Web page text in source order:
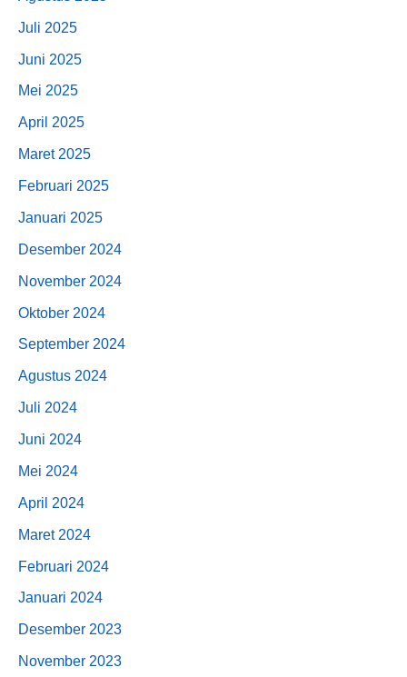
Juli 2025
Juni 2025
Mei 2025
April 2025
Maret 2025
Februari 2025
Januari 2025
Desember 2024
November 2024
Oktober 2024
September 2024
Agustus 2024
Juli 2024
Juni 2024
Mei 2024
April 2024
Maret 2024
Februari 2024
Januari 2024
Desember 2023
November 2023